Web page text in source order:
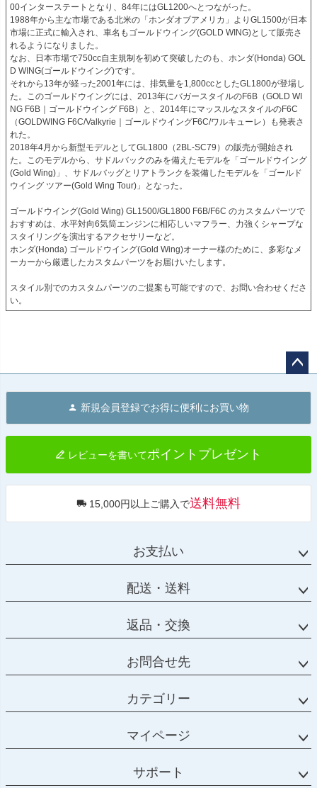
00インターステートとなり、84年にはGL1200へとつながった。
1988年から主な市場である北米の「ホンダオブアメリカ」よりGL1500が日本
市場に正式に輸入され、車名もゴールドウイング(GOLD WING)として販売さ
れるようになりました。
なお、日本市場で750cc自主規制を初めて突破したのも、ホンダ(Honda) GOL
D WING(ゴールドウイング)です。
それから13年が経った2001年には、排気量を1,800ccとしたGL1800が登場し
た。このゴールドウイングには、2013年にバガースタイルのF6B（GOLD WI
NG F6B｜ゴールドウイング F6B）と、2014年にマッスルなスタイルのF6C
（GOLDWING F6C/Valkyrie｜ゴールドウイングF6C/ワルキューレ）も発表さ
れた。
2018年4月から新型モデルとしてGL1800（2BL-SC79）の販売が開始され
た。このモデルから、サドルバックのみを備えたモデルを「ゴールドウイング
(Gold Wing)」、サドルバッグとリアトランクを装備したモデルを「ゴールド
ウイング ツアー(Gold Wing Tour)」となった。
ゴールドウイング(Gold Wing) GL1500/GL1800 F6B/F6C のカスタムパーツで
おすすめは、水平対向6気筒エンジンに相応しいマフラー、力強くシャープな
スタイリングを演出するアクセサリーなど。
ホンダ(Honda) ゴールドウイング(Gold Wing)オーナー様のために、多彩なメ
ーカーから厳選したカスタムパーツをお届けいたします。
スタイル別でのカスタムパーツのご提案も可能ですので、お問い合わせくださ
い。
へ
新規会員登録でお得に便利にお買い物
レビューを書いてポイントプレゼント
15,000円以上ご購入で送料無料
お支払い
配送・送料
返品・交換
お問合せ先
カテゴリー
マイページ
サポート